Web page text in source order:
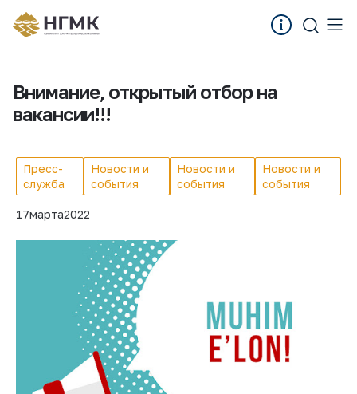
Внимание, открытый отбор на
вакансии!!!
Пресс-
служба
Новости и
события
Новости и
события
Новости и
события
17марта2022